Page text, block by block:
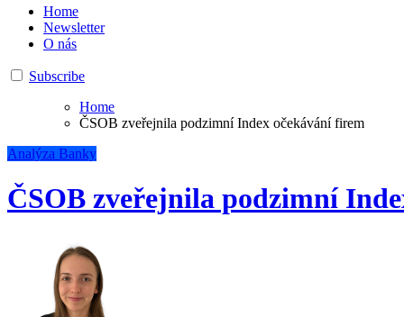
Home
Newsletter
O nás
Subscribe
Home
ČSOB zveřejnila podzimní Index očekávání firem
Analýza Banky
ČSOB zveřejnila podzimní